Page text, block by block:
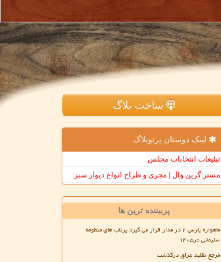
ساخت بلاگ
لینک دوستان پرتوبلاگ
تبلیغات انتخابات مجلس
مستر گرین وال | مجری و طراح انواع دیوار سبز
پربیننده ترین ها
ماهواره پارس ۲ در مدار قرار می گیرد پرتاب های منظومه
سلیمانی در۱۴۰۵
مرجع تقلید عراق درگذشت